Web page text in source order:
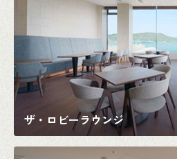
ザ・ロビーラウンジ